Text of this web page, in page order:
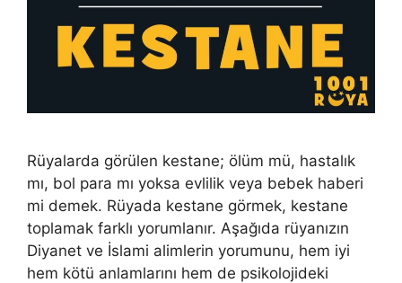
Rüyalarda görülen kestane; ölüm mü, hastalık
mı, bol para mı yoksa evlilik veya bebek haberi
mi demek. Rüyada kestane görmek, kestane
toplamak farklı yorumlanır. Aşağıda rüyanızın
Diyanet ve İslami alimlerin yorumunu, hem iyi
hem kötü anlamlarını hem de psikolojideki